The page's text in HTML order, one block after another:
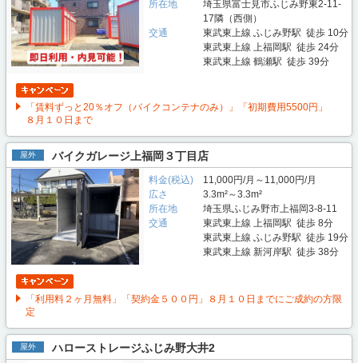
所在地
埼玉県富士見市ふじみ野東2-11-
17隣（西側）
交通
東武東上線 ふじみ野駅 徒歩 10分
東武東上線 上福岡駅 徒歩 24分
東武東上線 鶴瀬駅 徒歩 39分
「賃料ずっと20％オフ（バイクコンテナのみ）」「初期費用5500円」
８月１０日まで
屋外 バイクガレージ上福岡３丁目店
料金(税込)
11,000円/月～11,000円/月
広さ
3.3m²～3.3m²
所在地
埼玉県ふじみ野市上福岡3-8-11
交通
東武東上線 上福岡駅 徒歩 8分
東武東上線 ふじみ野駅 徒歩 19分
東武東上線 新河岸駅 徒歩 38分
「利用料２ヶ月無料」「契約金５００円」８月１０日までにご成約の方限
定
屋外 ハローストレージふじみ野大井2